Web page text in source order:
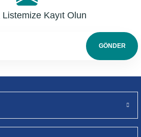
Kayıt Olun
GÖNDER